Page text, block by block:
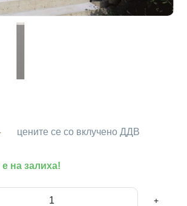
цените се со вклучено ДДВ
на залиха!
+